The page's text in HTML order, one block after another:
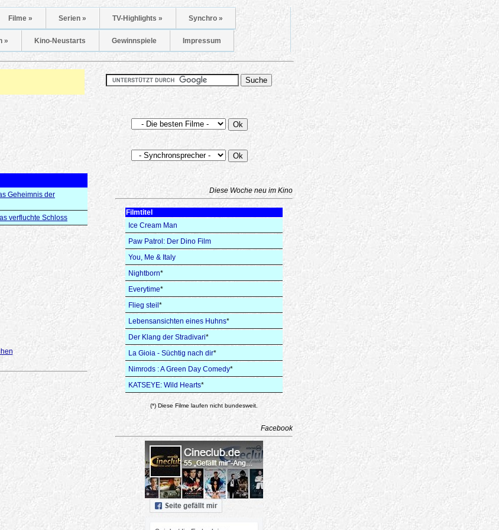
Filme » Serien » TV-Highlights » Synchro »
» Kino-Neustarts Gewinnspiele Impressum
Geheimnis der
verfluchte Schloss
Diese Woche neu im Kino
Filmtitel
Ice Cream Man
Paw Patrol: Der Dino Film
You, Me & Italy
Nightborn*
Everytime*
Flieg steil *
Lebensansichten eines Huhns*
Der Klang der Stradivari*
La Gioia - Süchtig nach dir*
Nimrods : A Green Day Comedy*
KATSEYE: Wild Hearts*
(*) Diese Filme laufen nicht bundesweit.
Facebook